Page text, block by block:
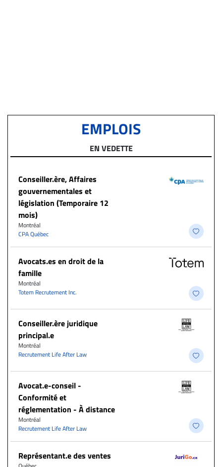
EMPLOIS
EN VEDETTE
Conseiller.ère, Affaires
gouvernementales et
législation (Temporaire 12
mois)
Montréal
CPA Québec
Avocats.es en droit de la
famille
Montréal
Totem Recrutement Inc.
Conseiller.ère juridique
principal.e
Montréal
Recrutement Life After Law
​Avocat.e-conseil -
Conformité et
réglementation - À distance
Montréal
Recrutement Life After Law
Représentant.e des ventes